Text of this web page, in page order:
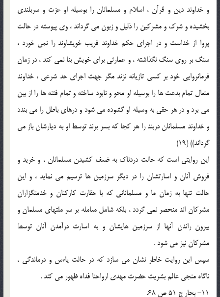
و خداوند دین و قرآن ، اسلام و مسلمانان را بوسیله او عزت و سربلندی
بخشیده و شرک و مشرکین را ذلیل و زبون می گرداند ، وی پیوسته در حالت
پروا از خداست و در اجرای حکم خداوند فریب خویشاوند را نمی خورد ،
سنگ بر روی سنگ نگذاشته ، و عمارتی برای خویش بنا نمی کند ، در زمان
فرمانروایی خود بر کسی تازیانه نزند مگر جهت اجرای حد شرعی ، خداوند
متعال تمام بدعت ها را بوسیله او محو و نابود ساخته و تمام فتنه ها را از بین
می برد و در هر حقی به وسیله او گشوده می شود و درهای باطل را می بندد
و خداوند مسلمانان دربند را هر کجا که بسر برند توسط او به دیارشان باز می
گرداند)) (19)
این روایتی است که حالت دردناک به ضعف کشیدن مسلمانان ، و خرید و
فروش آنان و اسارتشان را در دیگر سرزمین ها ترسیم می نماید ، و این
حالت تنها به زمان ما و مسلمانانی که با حقارت کارکنان و خدمتگزاران
مشرکان اند منحصر نمی گردد ، بلکه شامل معامله بر سر ملتهای مسلمان و
بیرون راندن آنها از سرزمین هایشان و به اسارت درآمدن آنان توسط
مشرکان نیز می شود .
سپس این روایت خاطر نشان می سازد که در حالت یاءس و درماندگی ،
ناگاه منجی عالم بشریت حضرت مهدی ارواحنا فداه ظهور می کند .
11- بحار ج 51 ص 68.